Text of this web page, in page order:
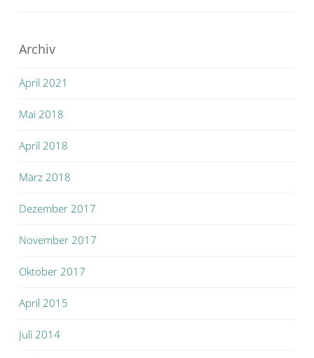
Archiv
April 2021
Mai 2018
April 2018
März 2018
Dezember 2017
November 2017
Oktober 2017
April 2015
Juli 2014